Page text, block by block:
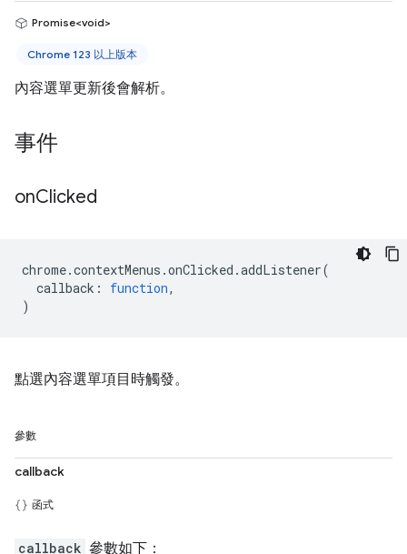
Promise<void>
Chrome 123 以上版本
內容選單更新後會解析。
事件
onClicked
chrome.contextMenus .onClicked .addListener(
callback : function,
)
點選內容選單項目時觸發。
參數
callback
函式
callback 參數如下：